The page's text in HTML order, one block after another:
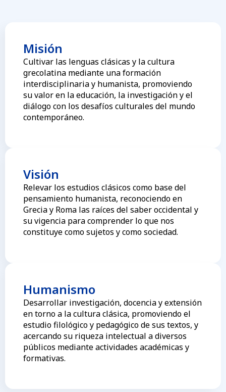
Misión
Cultivar las lenguas clásicas y la cultura
grecolatina mediante una formación
interdisciplinaria y humanista, promoviendo
su valor en la educación, la investigación y el
diálogo con los desafíos culturales del mundo
contemporáneo.
Visión
Relevar los estudios clásicos como base del
pensamiento humanista, reconociendo en
Grecia y Roma las raíces del saber occidental y
su vigencia para comprender lo que nos
constituye como sujetos y como sociedad.
Humanismo
Desarrollar investigación, docencia y extensión
en torno a la cultura clásica, promoviendo el
estudio filológico y pedagógico de sus textos, y
acercando su riqueza intelectual a diversos
públicos mediante actividades académicas y
formativas.